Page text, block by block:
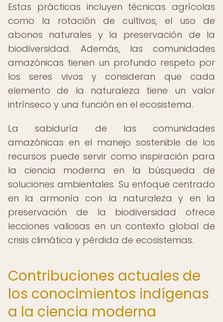
Estas prácticas incluyen técnicas agrícolas
como la rotación de cultivos, el uso de
abonos naturales y la preservación de la
biodiversidad. Además, las comunidades
amazónicas tienen un profundo respeto por
los seres vivos y consideran que cada
elemento de la naturaleza tiene un valor
intrínseco y una función en el ecosistema.
La sabiduría de las comunidades
amazónicas en el manejo sostenible de los
recursos puede servir como inspiración para
la ciencia moderna en la búsqueda de
soluciones ambientales. Su enfoque centrado
en la armonía con la naturaleza y en la
preservación de la biodiversidad ofrece
lecciones valiosas en un contexto global de
crisis climática y pérdida de ecosistemas.
Contribuciones actuales de
los conocimientos indígenas
a la ciencia moderna